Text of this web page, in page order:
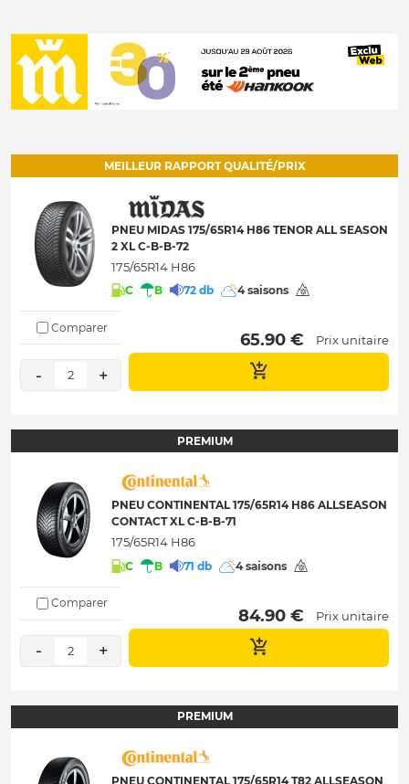
MEILLEUR RAPPORT QUALITÉ/PRIX
PNEU MIDAS 175/65R14 H86 TENOR ALL SEASON
2 XL C-B-B-72
175/65R14 H86
C B 72 db 4 saisons
Comparer
- 2 +
65.90 € Prix unitaire
PREMIUM
PNEU CONTINENTAL 175/65R14 H86 ALLSEASON
CONTACT XL C-B-B-71
175/65R14 H86
C B 71 db 4 saisons
Comparer
- 2 +
84.90 € Prix unitaire
PREMIUM
PNEU CONTINENTAL 175/65R14 T82 ALLSEASON